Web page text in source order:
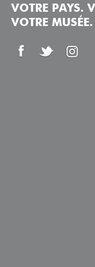
VOTRE PAYS.
VOTRE MUSÉE.